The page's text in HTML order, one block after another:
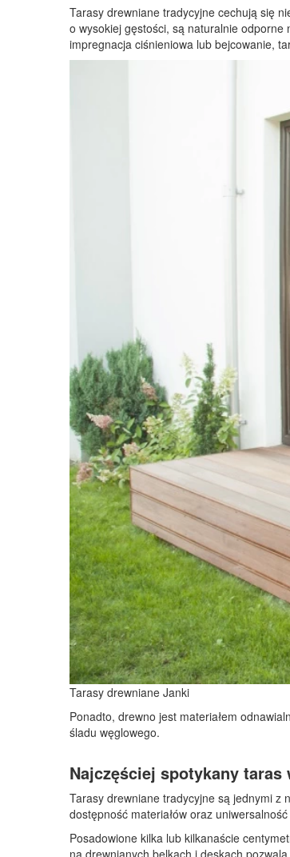
Tarasy drewniane tradycyjne cechują się
o wysokiej gęstości, są naturalnie odporne
impregnacja ciśnieniowa lub bejcowanie,
Tarasy drewniane Janki
Ponadto, drewno jest materiałem
śladu węglowego.
Najczęściej spotykany
Tarasy drewniane tradycyjne są jednymi z
dostępność materiałów oraz
Posadowione kilka lub kilkanaście
na drewnianych belkach i deskach